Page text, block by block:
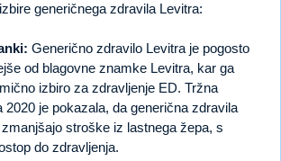
generičnega zdravila Levitra:
Generično zdravilo Levitra je pogosto
od blagovne znamke Levitra, kar ga
izbiro za zdravljenje ED. Tržna
2020 je pokazala, da generična zdravila
stroške iz lastnega žepa, s
do zdravljenja.